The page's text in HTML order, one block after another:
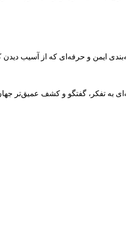
ایمن و حرفه‌ای که از آسیب
به تفکر، گفتگو و کشف عمیق‌تر